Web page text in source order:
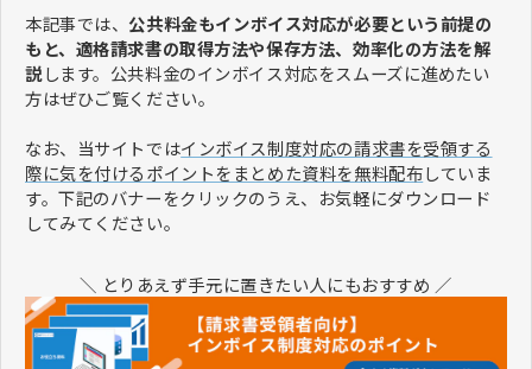
本記事では、 公共料金もインボイス対応が必要という前提の
もと、適格請求書の取得方法や保存方法、効率化の方法を解
説します。公共料金のインボイス対応をスムーズに進めたい
方はぜひご覧ください。
なお、当サイトではインボイス制度対応の請求書を受領する
際に気を付けるポイントをまとめた資料を無料配布していま
す。下記のバナーをクリックのうえ、お気軽にダウンロード
してみてください。
＼ とりあえず手元に置きたい人にもおすすめ ／